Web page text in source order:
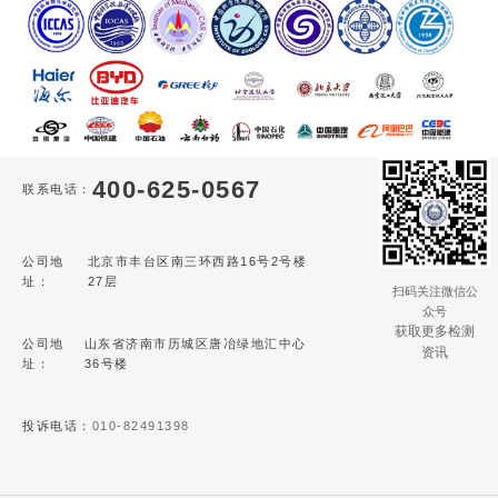
联系电话： 400-625-0567
公司地
址：
北京市丰台区南三环西路16号2号楼
27层
公司地
址：
山东省济南市历城区唐冶绿地汇中心
36号楼
投诉电话： 010-82491398
扫码关注微信公
众号
获取更多检测
资讯